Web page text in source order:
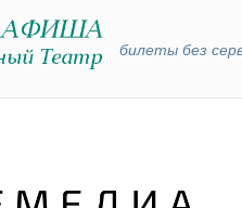
билеты без